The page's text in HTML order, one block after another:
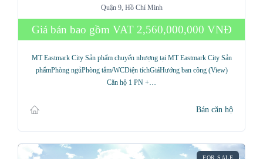
Quận 9, Hồ Chí Minh
Giá bán bao gồm VAT 2,560,000,000 VNĐ
MT Eastmark City Sản phẩm chuyển nhượng tại MT Eastmark City Sản
phẩmPhòng ngủPhòng tắm/WCDiện tíchGiáHướng ban công (View)
Căn hộ 1 PN +…
Bán căn hộ